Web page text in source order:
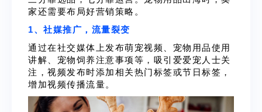
家还需要布局好营销策略。
1、社媒推广，流量裂变
通过在社交媒体上发布萌宠视频、宠物用品使用
讲解、宠物饲养注意事项等，吸引爱爱宠人士关
注，视频发布时添加相关热门标签或节日标签，
增加视频传播流量。